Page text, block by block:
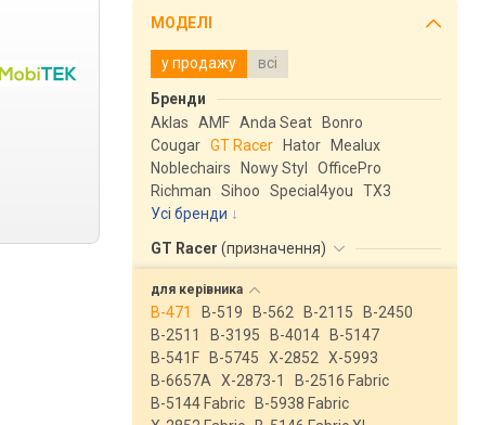
МОДЕЛІ
у продажу всі
Бренди
Aklas
AMF Anda Seat
Bonro
Cougar GT Racer Hator
Mealux
Noblechairs
Nowy Styl
OfficePro
Richman
Sihoo Special4you
ТX3
Усі бренди
GT Racer (призначення)
для керівника
B-471 B-519 B-562 B-2115
B-2450
B-2511
B-3195 B-4014
B-5147
B-541F
B-5745 X-2852
X-5993
B-6657A
X-2873-1
B-2516 Fabric
B-5144 Fabric
B-5938 Fabric